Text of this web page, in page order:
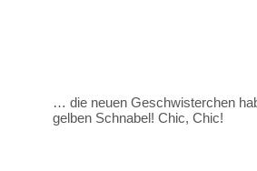
… die neuen Geschwisterchen
gelben Schnabel! Chic, Chic!